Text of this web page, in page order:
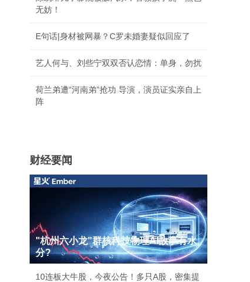
无妨！
E句话|身材被网暴？C罗未婚妻疑似回应了
艺人何与、刘些宁双双否认恋情：单身，勿扰
荷兰弟遭“河南弟”抢功 导演，演员证实亲自上
阵
财经要闻
"杭州六小龙"群核科技物理AI故事有水
分?
10连板大牛股，今夜公告！多只A股，密集提